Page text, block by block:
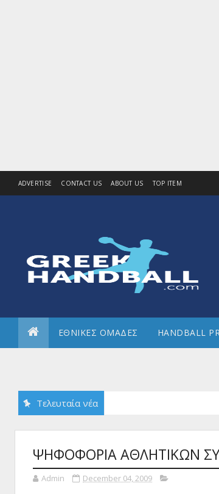
ADVERTISE CONTACT US ABOUT US TOP ITEM
ΕΘΝΙΚΕΣ ΟΜΑΔΕΣ HANDBALL
Τελευταία νέα
ΨΗΦΟΦΟΡΙΑ ΑΘΛΗΤΙΚΩΝ
Admin December 04, 2009